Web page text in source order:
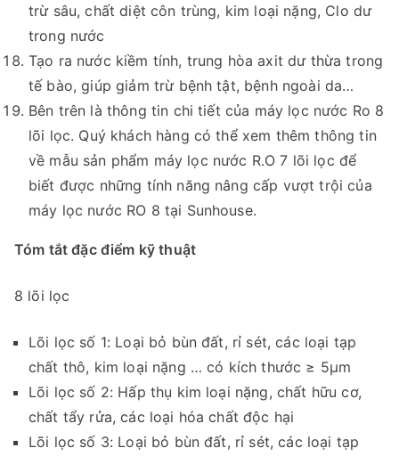
trừ sâu, chất diệt côn trùng, kim loại nặng, Clo dư
trong nước
Tạo ra nước kiềm tính, trung hòa axit dư thừa trong
tế bào, giúp giảm trừ bệnh tật, bệnh ngoài da…
Bên trên là thông tin chi tiết của máy lọc nước Ro 8
lõi lọc. Quý khách hàng có thể xem thêm thông tin
về mẫu sản phẩm máy lọc nước R.O 7 lõi lọc để
biết được những tính năng nâng cấp vượt trội của
máy lọc nước RO 8 tại Sunhouse.
Tóm tắt đặc điểm kỹ thuật
8 lõi lọc
Lõi lọc số 1: Loại bỏ bùn đất, rỉ sét, các loại tạp
chất thô, kim loại nặng … có kích thước ≥ 5µm
Lõi lọc số 2: Hấp thụ kim loại nặng, chất hữu cơ,
chất tẩy rửa, các loại hóa chất độc hại
Lõi lọc số 3: Loại bỏ bùn đất, rỉ sét, các loại tạp